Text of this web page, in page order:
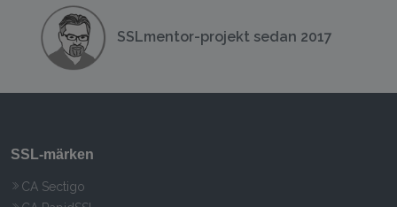
SSLmentor-projekt sedan 2017
SSL‑märken
CA Sectigo